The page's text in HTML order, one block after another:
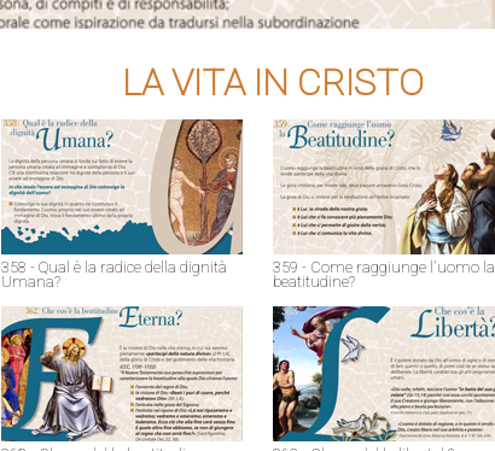
LA VITA IN CRISTO
358 - Qual è la radice della dignità
Umana?
359 - Come raggiunge l'uomo la
beatitudine?